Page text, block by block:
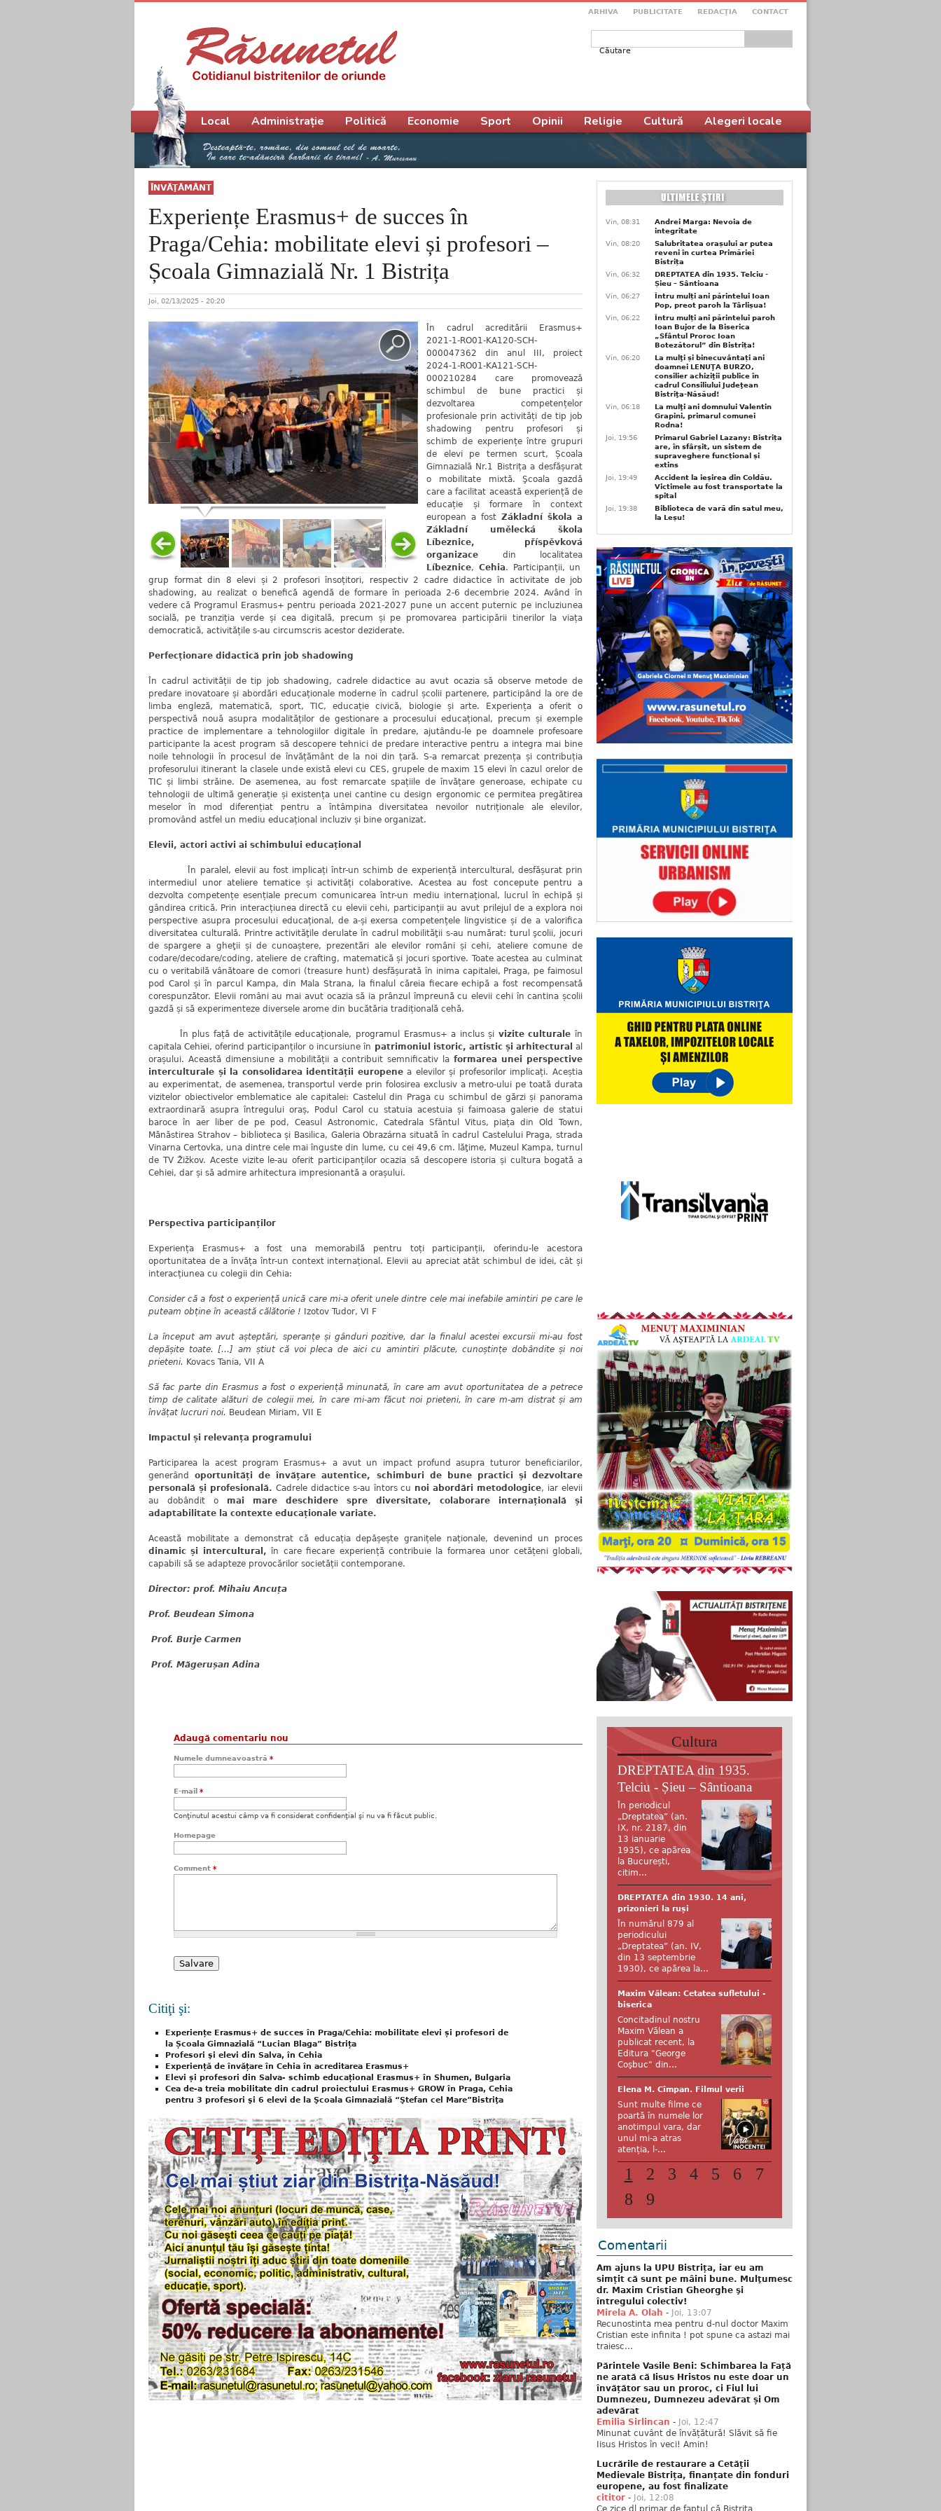
ARHIVA PUBLICITATE REDACŢIA CONTACT
Formular de căutare
ÎNVĂŢĂMÂNT
Experiențe Erasmus+ de succes în
Praga/Cehia: mobilitate elevi și profesori –
Școala Gimnazială Nr. 1 Bistrița
Joi, 02/13/2025 - 20:20
În cadrul acreditării Erasmus+
2021-1-RO01-KA120-SCH-
000047362 din anul III, proiect
2024-1-RO01-KA121-SCH-
000210284 care promovează
schimbul de bune practici și
dezvoltarea competențelor
profesionale prin activități de tip job
shadowing pentru profesori și
schimb de experiențe între grupuri
de elevi pe termen scurt, Școala
Gimnazială Nr.1 Bistrița a desfășurat
o mobilitate mixtă. Şcoala gazdă
care a facilitat această experiență de
educație și formare în context
european a fost Základní škola a
Základní umělecká škola
Líbeznice, příspěvková
organizace din localitatea
Líbeznice, Cehia. Participanții, un
grup format din 8 elevi și 2 profesori însoțitori, respectiv 2 cadre didactice în activitate de job
shadowing, au realizat o benefică agendă de formare în perioada 2-6 decembrie 2024. Având în
vedere că Programul Erasmus+ pentru perioada 2021-2027 pune un accent puternic pe incluziunea
socială, pe tranziția verde și cea digitală, precum și pe promovarea participării tinerilor la viața
democratică, activitățile s-au circumscris acestor deziderate.
Perfecționare didactică prin job shadowing
În cadrul activității de tip job shadowing, cadrele didactice au avut ocazia să observe metode de
predare inovatoare și abordări educaționale moderne în cadrul școlii partenere, participând la ore de
limba engleză, matematică, sport, TIC, educație civică, biologie și arte. Experiența a oferit o
perspectivă nouă asupra modalităților de gestionare a procesului educațional, precum și exemple
practice de implementare a tehnologiilor digitale în predare, ajutându-le pe doamnele profesoare
participante la acest program să descopere tehnici de predare interactive pentru a integra mai bine
noile tehnologii în procesul de învățământ de la noi din țară. S-a remarcat prezența și contribuția
profesorului itinerant la clasele unde există elevi cu CES, grupele de maxim 15 elevi în cazul orelor de
TIC și limbi străine. De asemenea, au fost remarcate spațiile de învățare generoase, echipate cu
tehnologii de ultimă generație și existența unei cantine cu design ergonomic ce permitea pregătirea
meselor în mod diferențiat pentru a întâmpina diversitatea nevoilor nutriționale ale elevilor,
promovând astfel un mediu educațional incluziv și bine organizat.
Elevii, actori activi ai schimbului educațional
În paralel, elevii au fost implicați într-un schimb de experiență intercultural, desfășurat prin
intermediul unor ateliere tematice și activități colaborative. Acestea au fost concepute pentru a
dezvolta competențe esențiale precum comunicarea într-un mediu internațional, lucrul în echipă și
gândirea critică. Prin interacțiunea directă cu elevii cehi, participanții au avut prilejul de a explora noi
perspective asupra procesului educațional, de a-și exersa competențele lingvistice și de a valorifica
diversitatea culturală. Printre activităţile derulate în cadrul mobilităţii s-au numărat: turul şcolii, jocuri
de spargere a gheţii și de cunoaștere, prezentări ale elevilor români și cehi, ateliere comune de
codare/decodare/coding, ateliere de crafting, matematică și jocuri sportive. Toate acestea au culminat
cu o veritabilă vânătoare de comori (treasure hunt) desfășurată în inima capitalei, Praga, pe faimosul
pod Carol și în parcul Kampa, din Mala Strana, la finalul căreia fiecare echipă a fost recompensată
corespunzător. Elevii români au mai avut ocazia să ia prânzul împreună cu elevii cehi în cantina școlii
gazdă și să experimenteze diversele arome din bucătăria tradițională cehă.
În plus față de activitățile educaționale, programul Erasmus+ a inclus și vizite culturale în
capitala Cehiei, oferind participanților o incursiune în patrimoniul istoric, artistic și arhitectural al
orașului. Această dimensiune a mobilității a contribuit semnificativ laformarea unei perspective
interculturale și la consolidarea identității europenea elevilor și profesorilor implicați. Aceștia
au experimentat, de asemenea, transportul verde prin folosirea exclusiv a metro-ului pe toată durata
vizitelor obiectivelor emblematice ale capitalei: Castelul din Praga cu schimbul de gărzi și panorama
extraordinară asupra întregului oraș, Podul Carol cu statuia acestuia și faimoasa galerie de statui
baroce în aer liber de pe pod, Ceasul Astronomic, Catedrala Sfântul Vitus, piața din Old Town,
Mănăstirea Strahov – biblioteca și Basilica, Galeria Obrazárna situată în cadrul Castelului Praga, strada
Vinarna Certovka, una dintre cele mai înguste din lume, cu cei 49,6 cm. lăţime, Muzeul Kampa, turnul
de TV Žižkov. Aceste vizite le-au oferit participanților ocazia să descopere istoria și cultura bogată a
Cehiei, dar și să admire arhitectura impresionantă a orașului.
Perspectiva participanților
Experiența Erasmus+ a fost una memorabilă pentru toți participanții, oferindu-le acestora
oportunitatea de a învăța într-un context internațional. Elevii au apreciat atât schimbul de idei, cât și
interacțiunea cu colegii din Cehia:
Consider că a fost o experiență unică care mi-a oferit unele dintre cele mai inefabile amintiri pe care le
puteam obține în această călătorie !
Izotov Tudor, VI F
La început am avut așteptări, speranțe și gânduri pozitive, dar la finalul acestei excursii mi-au fost
depășite toate. […] am știut că voi pleca de aici cu amintiri plăcute, cunoștințe dobândite și noi
prieteni. Kovacs Tania, VII A
Să fac parte din Erasmus a fost o experiență minunată, în care am avut oportunitatea de a petrece
timp de calitate alături de colegii mei, în care mi-am făcut noi prieteni, în care m-am distrat și am
învățat lucruri noi. Beudean Miriam, VII E
Impactul și relevanța programului
Participarea la acest program Erasmus+ a avut un impact profund asupra tuturor beneficiarilor,
generândoportunități de învățare autentice, schimburi de bune practici și dezvoltare
personală și profesională. Cadrele didactice s-au întors cu noi abordări metodologice, iar elevii
au dobândit o mai mare deschidere spre
diversitate, colaborare internațională și
adaptabilitate la contexte educaționale variate.
Această mobilitate a demonstrat că educația depășește granițele naționale, devenind un proces
dinamic și intercultural , în care fiecare experiență contribuie la formarea unor cetățeni globali,
capabili să se adapteze provocărilor societății contemporane.
Director: prof. Mihaiu Ancuța
Prof. Beudean Simona
Prof. Burje Carmen
Prof. Măgerușan Adina
Adaugă comentariu nou
Numele dumneavoastră *
E-mail *
Conţinutul acestui câmp va fi considerat confidenţial şi nu va fi făcut public.
Homepage
Comment *
Citiţi şi:
Experiențe Erasmus+ de succes în Praga/Cehia: mobilitate elevi și profesori de
la Școala Gimnazială “Lucian Blaga” Bistrița
Profesori şi elevi din Salva, în Cehia
Experiență de învățare în Cehia în acreditarea Erasmus+
Elevi și profesori din Salva- schimb educațional Erasmus+ în Shumen, Bulgaria
Cea de-a treia mobilitate din cadrul proiectului Erasmus+ GROW în Praga, Cehia
pentru 3 profesori şi 6 elevi de la Şcoala Gimnazială “Ştefan cel Mare”Bistriţa
Meniu principal
Local Administrație Politică Economie Sport Opinii Religie Cultură Alegeri locale
Vin, 08:31
Andrei Marga: Nevoia de
integritate
Vin, 08:20
Salubritatea orașului ar putea
reveni în curtea Primăriei
Bistrița
Vin, 06:32
DREPTATEA din 1935. Telciu -
Șieu – Sântioana
Vin, 06:27
Întru mulți ani părintelui Ioan
Pop, preot paroh la Târlișua!
Vin, 06:22
Întru mulți ani părintelui paroh
Ioan Bujor de la Biserica
„Sfântul Proroc Ioan
Botezătorul” din Bistrița!
Vin, 06:20
La mulţi și binecuvântați ani
doamnei LENUŢA BURZO,
consilier achiziţii publice în
cadrul Consiliului Judeţean
Bistriţa-Năsăud!
Vin, 06:18
La mulţi ani domnului Valentin
Grapini, primarul comunei
Rodna!
Joi, 19:56
Primarul Gabriel Lazany: Bistrița
are, în sfârșit, un sistem de
supraveghere funcțional și
extins
Joi, 19:49
Accident la ieșirea din Coldău.
Victimele au fost transportate la
spital
Joi, 19:38
Biblioteca de vară din satul meu,
la Leșu!
Cultura
DREPTATEA din 1935.
Telciu - Șieu – Sântioana
În periodicul
„Dreptatea” (an.
IX, nr. 2187, din
13 ianuarie
1935), ce apărea
la București,
citim...
DREPTATEA din 1930. 14 ani,
prizonieri la ruși
În numărul 879 al
periodicului
„Dreptatea” (an. IV,
din 13 septembrie
1930), ce apărea la...
Maxim Vălean: Cetatea sufletului -
biserica
Concitadinul nostru
Maxim Vălean a
publicat recent, la
Editura "George
Coşbuc" din...
Elena M. Cîmpan. Filmul verii
Sunt multe filme ce
poartă în numele lor
anotimpul vara, dar
unul mi-a atras
atenția, l-...
1 2 3 4 5 6
7
8
9
Comentarii
Am ajuns la UPU Bistrița, iar eu am
simțit că sunt pe mâini bune. Mulţumesc
dr. Maxim Cristian Gheorghe şi
întregului colectiv!
Mirela A. Olah - Joi, 13:07
Recunostinta mea pentru d-nul doctor Maxim
Cristian este infinita ! pot spune ca astazi mai
traiesc...
Părintele Vasile Beni: Schimbarea la Față
ne arată că Iisus Hristos nu este doar un
învățător sau un proroc, ci Fiul lui
Dumnezeu, Dumnezeu adevărat și Om
adevărat
Emilia Sirlincan - Joi, 12:47
Minunat cuvânt de învățătură! Slăvit să fie
Iisus Hristos în veci! Amin!
Lucrările de restaurare a Cetății
Medievale Bistrița, finanțate din fonduri
europene, au fost finalizate
cititor - Joi, 12:08
Ce zice dl primar de faptul că Bistrița